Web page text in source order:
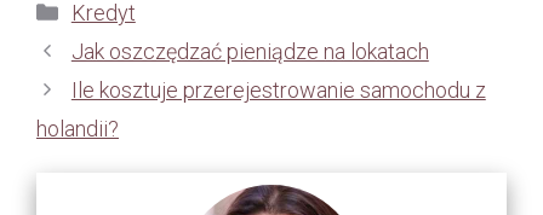
Kategorie
Kredyt
Jak oszczędzać pieniądze na lokatach
Ile kosztuje przerejestrowanie samochodu z
holandii?